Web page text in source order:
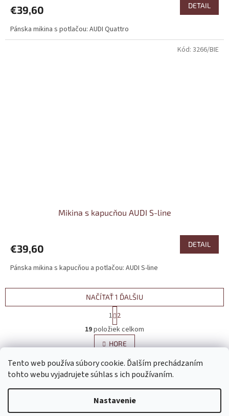
Tento web používa súbory cookie. Ďalším prechádzaním
tohto webu vyjadrujete súhlas s ich používaním.
Nastavenie
€39,60 DETAIL
Pánska mikina s potlačou: AUDI Quattro
Mikina s kapucňou AUDI S-line
€39,60 DETAIL
Pánska mikina s kapucňou a potlačou: AUDI S-line
Kód: 3266/BIE
O
v
l
d
a
i
e
p
NAČÍTAŤ 1 ĎALŠIU
t
r
á
n
o
v
a
n
i
e
1 2
19položiek celkom
HORE